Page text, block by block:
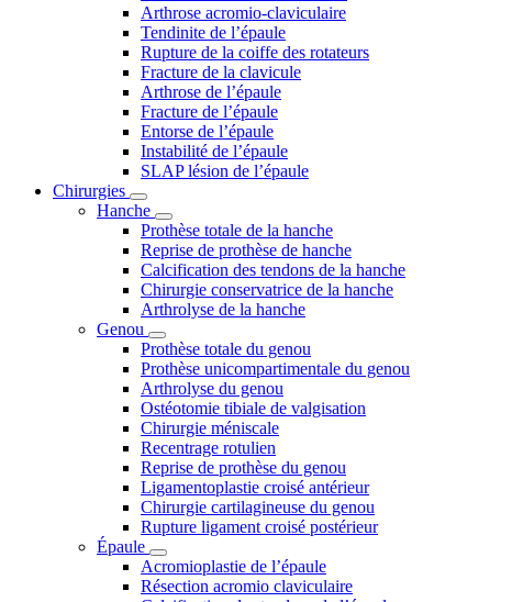
Arthrose acromio-claviculaire
Tendinite de l’épaule
Rupture de la coiffe des rotateurs
Fracture de la clavicule
Arthrose de l’épaule
Fracture de l’épaule
Entorse de l’épaule
Instabilité de l’épaule
SLAP lésion de l’épaule
Chirurgies
Hanche
Prothèse totale de la hanche
Reprise de prothèse de hanche
Calcification des tendons de la hanche
Chirurgie conservatrice de la hanche
Arthrolyse de la hanche
Genou
Prothèse totale du genou
Prothèse unicompartimentale du genou
Arthrolyse du genou
Ostéotomie tibiale de valgisation
Chirurgie méniscale
Recentrage rotulien
Reprise de prothèse du genou
Ligamentoplastie croisé antérieur
Chirurgie cartilagineuse du genou
Rupture ligament croisé postérieur
Épaule
Acromioplastie de l’épaule
Résection acromio claviculaire